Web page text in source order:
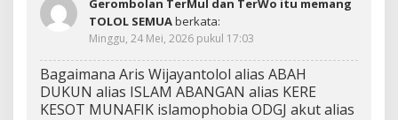
Gerombolan TerMul dan TerWo itu memang
TOLOL SEMUAberkata:
Minggu, 24 Mei, 2026 pukul 17:03
Bagaimana Aris Wijayantolol alias ABAH
DUKUN alias ISLAM ABANGAN alias KERE
KESOT MUNAFIK islamophobia ODGJ akut alias